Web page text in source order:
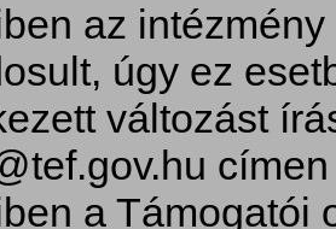
az
úgy ez
változást
a Támogatói